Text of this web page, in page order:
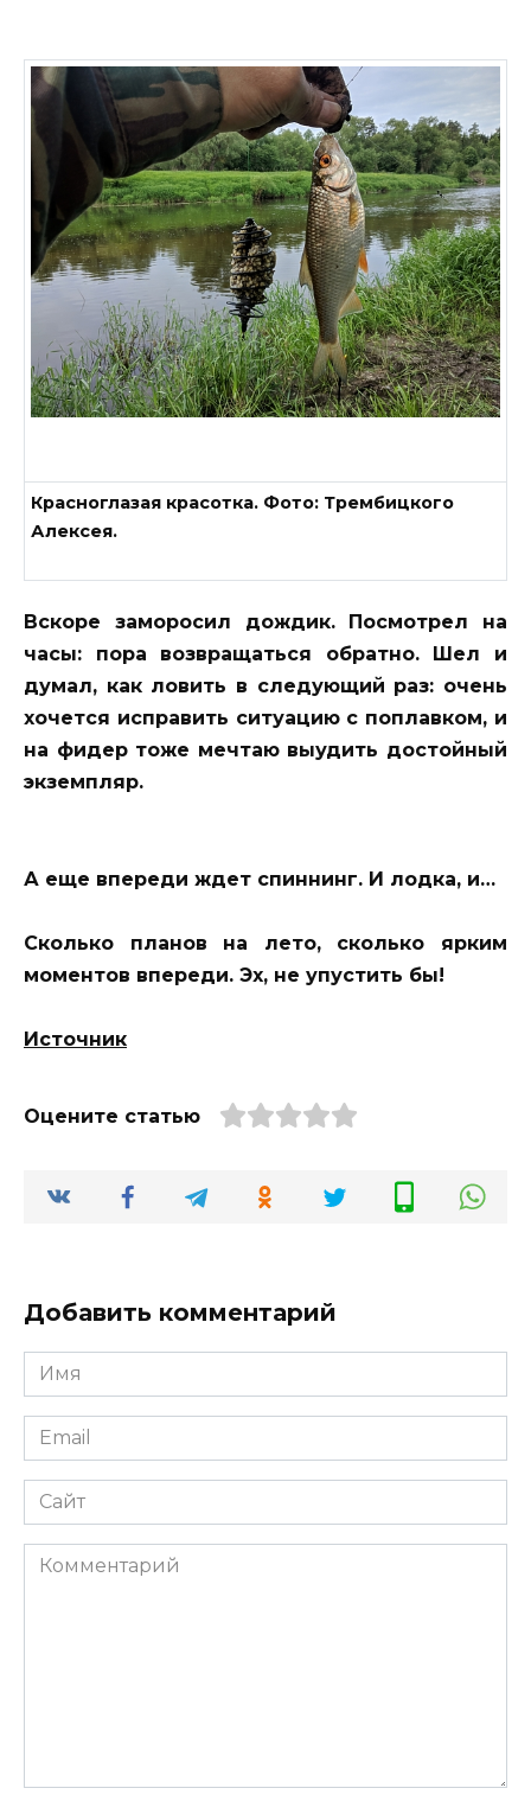
Красноглазая красотка. Фото: Трембицкого
Алексея.
Вскоре заморосил дождик. Посмотрел на
часы: пора возвращаться обратно. Шел и
думал, как ловить в следующий раз: очень
хочется исправить ситуацию с поплавком, и
на фидер тоже мечтаю выудить достойный
экземпляр.
А еще впереди ждет спиннинг. И лодка, и…
Сколько планов на лето, сколько ярким
моментов впереди. Эх, не упустить бы!
Источник
Оцените статью
Добавить комментарий
Имя
*
Email
*
Сайт
Комментарий